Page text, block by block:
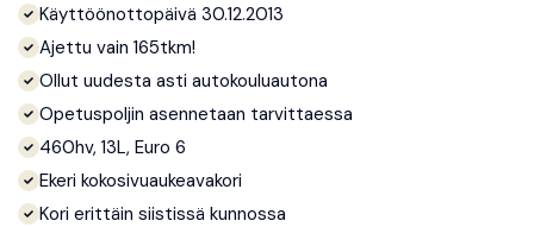
Käyttöönottopäivä 30.12.2013
Ajettu vain 165tkm!
Ollut uudesta asti autokouluautona
Opetuspoljin asennetaan tarvittaessa
460hv, 13L, Euro 6
Ekeri kokosivuaukeavakori
Kori erittäin siistissä kunnossa